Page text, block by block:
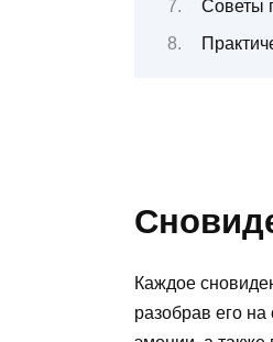
Советы
Каждое
разобрав его